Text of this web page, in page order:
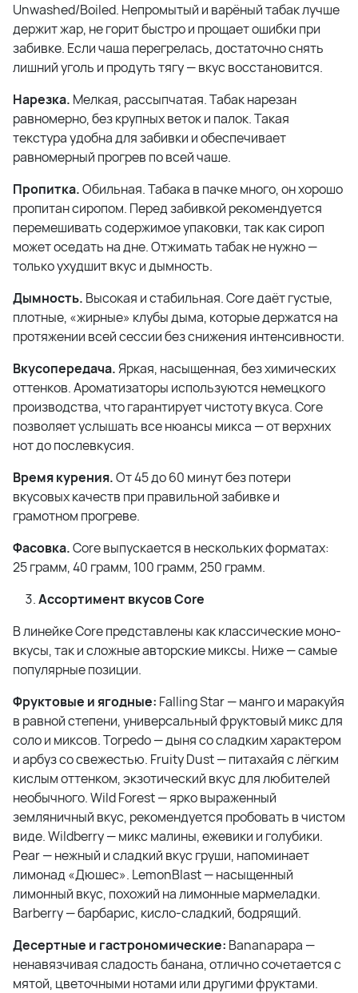
Unwashed/Boiled. Непромытый и варёный табак лучше
держит жар, не горит быстро и прощает ошибки при
забивке. Если чаша перегрелась, достаточно снять
лишний уголь и продуть тягу — вкус восстановится.
Нарезка. Мелкая, рассыпчатая. Табак нарезан
равномерно, без крупных веток и палок. Такая
текстура удобна для забивки и обеспечивает
равномерный прогрев по всей чаше.
Пропитка.Обильная. Табака в пачке много, он хорошо
пропитан сиропом. Перед забивкой рекомендуется
перемешивать содержимое упаковки, так как сироп
может оседать на дне. Отжимать табак не нужно —
только ухудшит вкус и дымность.
Дымность. Высокая и стабильная. Core даёт густые,
плотные, «жирные» клубы дыма, которые держатся на
протяжении всей сессии без снижения интенсивности.
Вкусопередача.Яркая, насыщенная, без химических
оттенков. Ароматизаторы используются немецкого
производства, что гарантирует чистоту вкуса. Core
позволяет услышать все нюансы микса — от верхних
нот до послевкусия.
Время курения.От 45 до 60 минут без потери
вкусовых качеств при правильной забивке и
грамотном прогреве.
Фасовка.Core выпускается в нескольких форматах:
25 грамм, 40 грамм, 100 грамм, 250 грамм.
Ассортимент вкусов Core
В линейке Core представлены как классические моно-
вкусы, так и сложные авторские миксы. Ниже — самые
популярные позиции.
Фруктовые и ягодные: Falling Star — манго и маракуйя
в равной степени, универсальный фруктовый микс для
соло и миксов. Torpedo — дыня со сладким характером
и арбуз со свежестью. Fruity Dust — питахайя с лёгким
кислым оттенком, экзотический вкус для любителей
необычного. Wild Forest — ярко выраженный
земляничный вкус, рекомендуется пробовать в чистом
виде. Wildberry — микс малины, ежевики и голубики.
Pear — нежный и сладкий вкус груши, напоминает
лимонад «Дюшес». LemonBlast — насыщенный
лимонный вкус, похожий на лимонные мармеладки.
Barberry — барбарис, кисло-сладкий, бодрящий.
Десертные и гастрономические: Bananapapa —
ненавязчивая сладость банана, отлично сочетается с
мятой, цветочными нотами или другими фруктами.